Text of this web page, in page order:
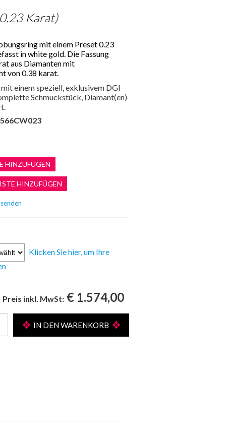
Karat)
mit einem Preset 0.23
in white gold. Die Fassung
aus Diamanten mit
von 0.38 karat.
einem speziell, exklusivem DGI
Schmuckstück, Diamant(en)
Klicken Sie hier, um Ihre
Preis inkl. MwSt: € 1.574,00